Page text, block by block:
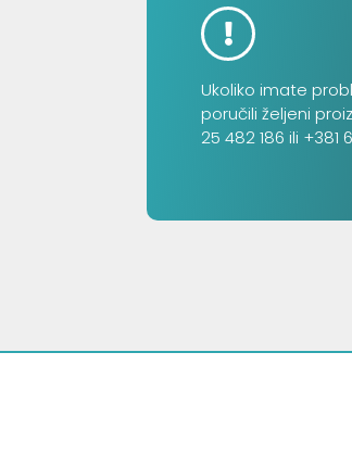
Ukoliko imate
poručili željeni
25 482 186 ili +381